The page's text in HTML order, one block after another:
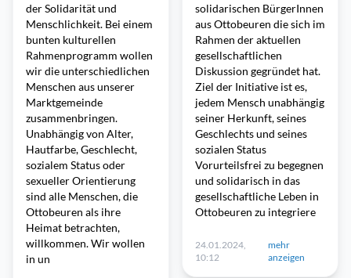
der Solidarität und
Menschlichkeit. Bei einem
bunten kulturellen
Rahmenprogramm wollen
wir die unterschiedlichen
Menschen aus unserer
Marktgemeinde
zusammenbringen.
Unabhängig von Alter,
Hautfarbe, Geschlecht,
sozialem Status oder
sexueller Orientierung
sind alle Menschen, die
Ottobeuren als ihre
Heimat betrachten,
willkommen. Wir wollen
in un
solidarischen BürgerInnen
aus Ottobeuren die sich im
Rahmen der aktuellen
gesellschaftlichen
Diskussion gegründet hat.
Ziel der Initiative ist es,
jedem Mensch unabhängig
seiner Herkunft, seines
Geschlechts und seines
sozialen Status
Vorurteilsfrei zu begegnen
und solidarisch in das
gesellschaftliche Leben in
Ottobeuren zu integriere
24.01.2024,
10:12
mehr
anzeigen